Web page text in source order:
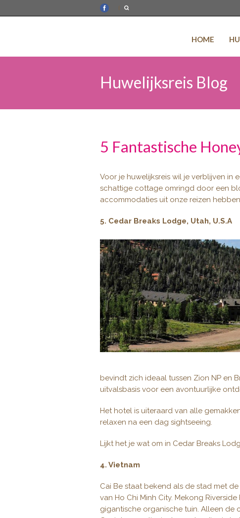
HOME
Huwelijksreis Blog
5 Fantastische
Voor je huwelijksreis wil je verblijven
schattige cottage omringd door een
accommodaties uit onze reizen
5. Cedar Breaks Lodge, Utah, U.S.A
bevindt zich ideaal tussen Zion NP en
uitvalsbasis voor een avontuurlijke
Het hotel is uiteraard van alle
relaxen na een dag sightseeing.
Lijkt het je wat om in Cedar Breaks
4. Vietnam
Cai Be staat bekend als de stad met
van Ho Chi Minh City. Mekong
gigantische organische tuin. Alleen de